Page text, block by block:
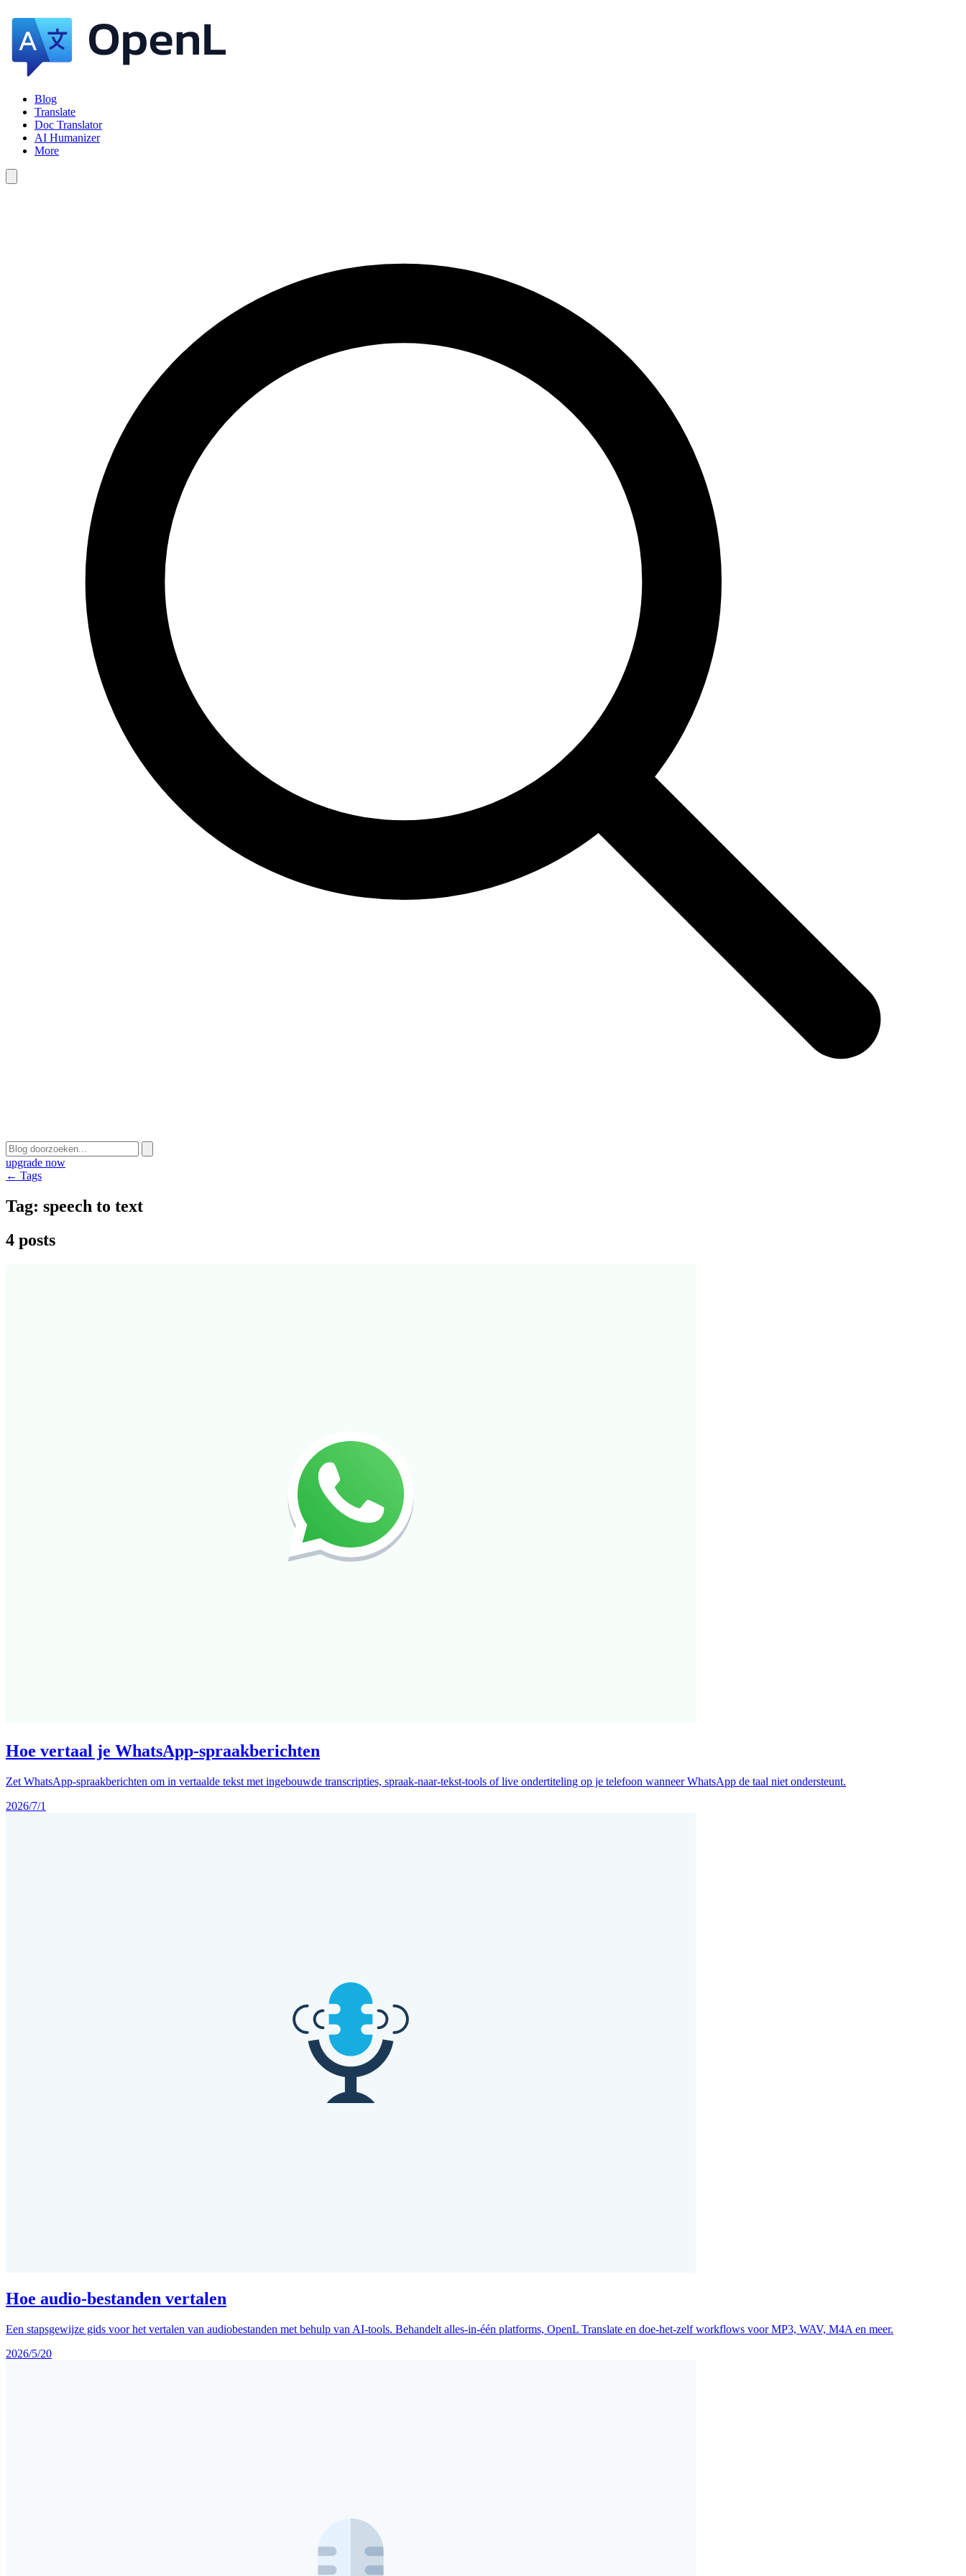
Blog
Translate
Doc Translator
AI Humanizer
More
upgrade now
← Tags
Tag: speech to text
4 posts
Hoe vertaal je WhatsApp-spraakberichten
Zet WhatsApp-spraakberichten om in vertaalde tekst met ingebouwde transcripties, spraak-naar-tekst-tools of live ondertiteling op je telefoon wanneer WhatsApp de taal niet ondersteunt.
2026/7/1
Hoe audio-bestanden vertalen
Een stapsgewijze gids voor het vertalen van audiobestanden met behulp van AI-tools. Behandelt alles-in-één platforms, OpenL Translate en doe-het-zelf workflows voor MP3, WAV, M4A en meer.
2026/5/20